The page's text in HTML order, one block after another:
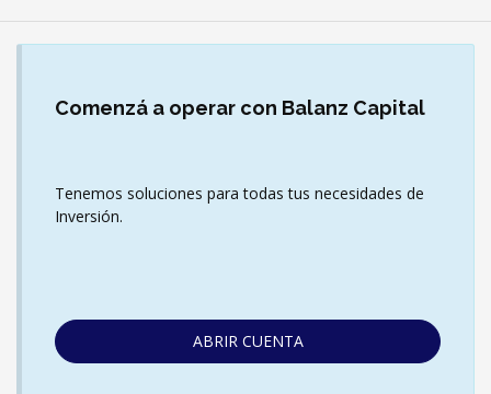
Comenzá a operar con Balanz Capital
Tenemos soluciones para todas tus necesidades de
Inversión.
ABRIR CUENTA